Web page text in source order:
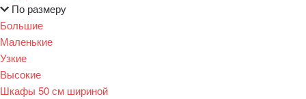
По размеру
Большие
Маленькие
Узкие
Высокие
Шкафы 50 см шириной